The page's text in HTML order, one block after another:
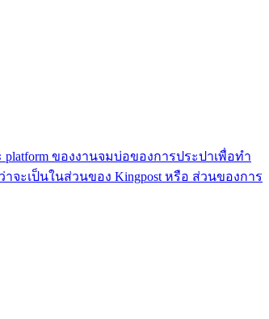
platform ของงานจมบ่อของการประปาเพื่อทำ
จะเป็นในส่วนของ Kingpost หรือ ส่วนของการ